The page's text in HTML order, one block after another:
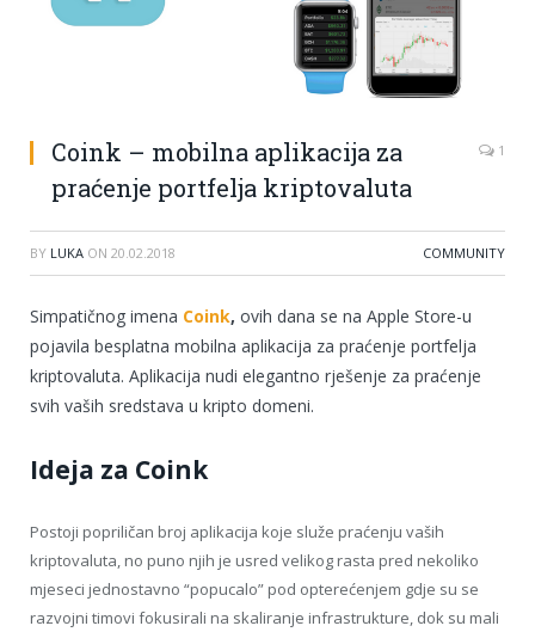
Coink – mobilna aplikacija za
praćenje portfelja kriptovaluta
1
BY LUKA ON 20.02.2018 COMMUNITY
Simpatičnog imena Coink, ovih dana se na Apple Store-u
pojavila besplatna mobilna aplikacija za praćenje portfelja
kriptovaluta. Aplikacija nudi elegantno rješenje za praćenje
svih vaših sredstava u kripto domeni.
Ideja za Coink
Postoji popriličan broj aplikacija koje služe praćenju vaših
kriptovaluta, no puno njih je usred velikog rasta pred nekoliko
mjeseci jednostavno “popucalo” pod opterećenjem gdje su se
razvojni timovi fokusirali na skaliranje infrastrukture, dok su mali